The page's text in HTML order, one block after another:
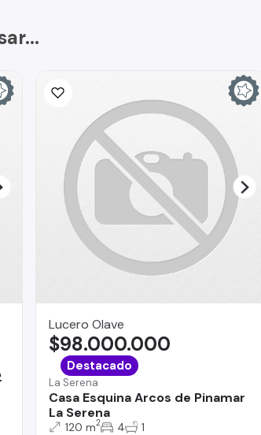
Lucero Olave
La Serena
Casa Esquina Arcos de Pinamar
La Serena
$98.000.000
Destacado
120 m2 4 1